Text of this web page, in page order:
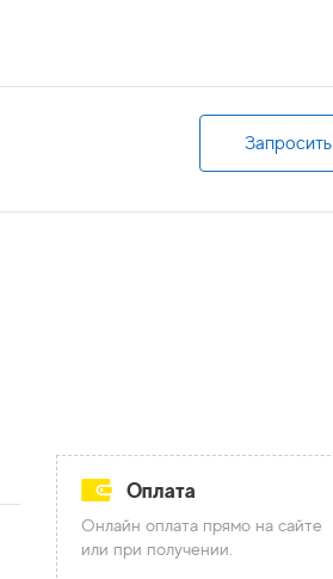
Запросить
Оплата
Онлайн оплата прямо на сайте
или при получении.